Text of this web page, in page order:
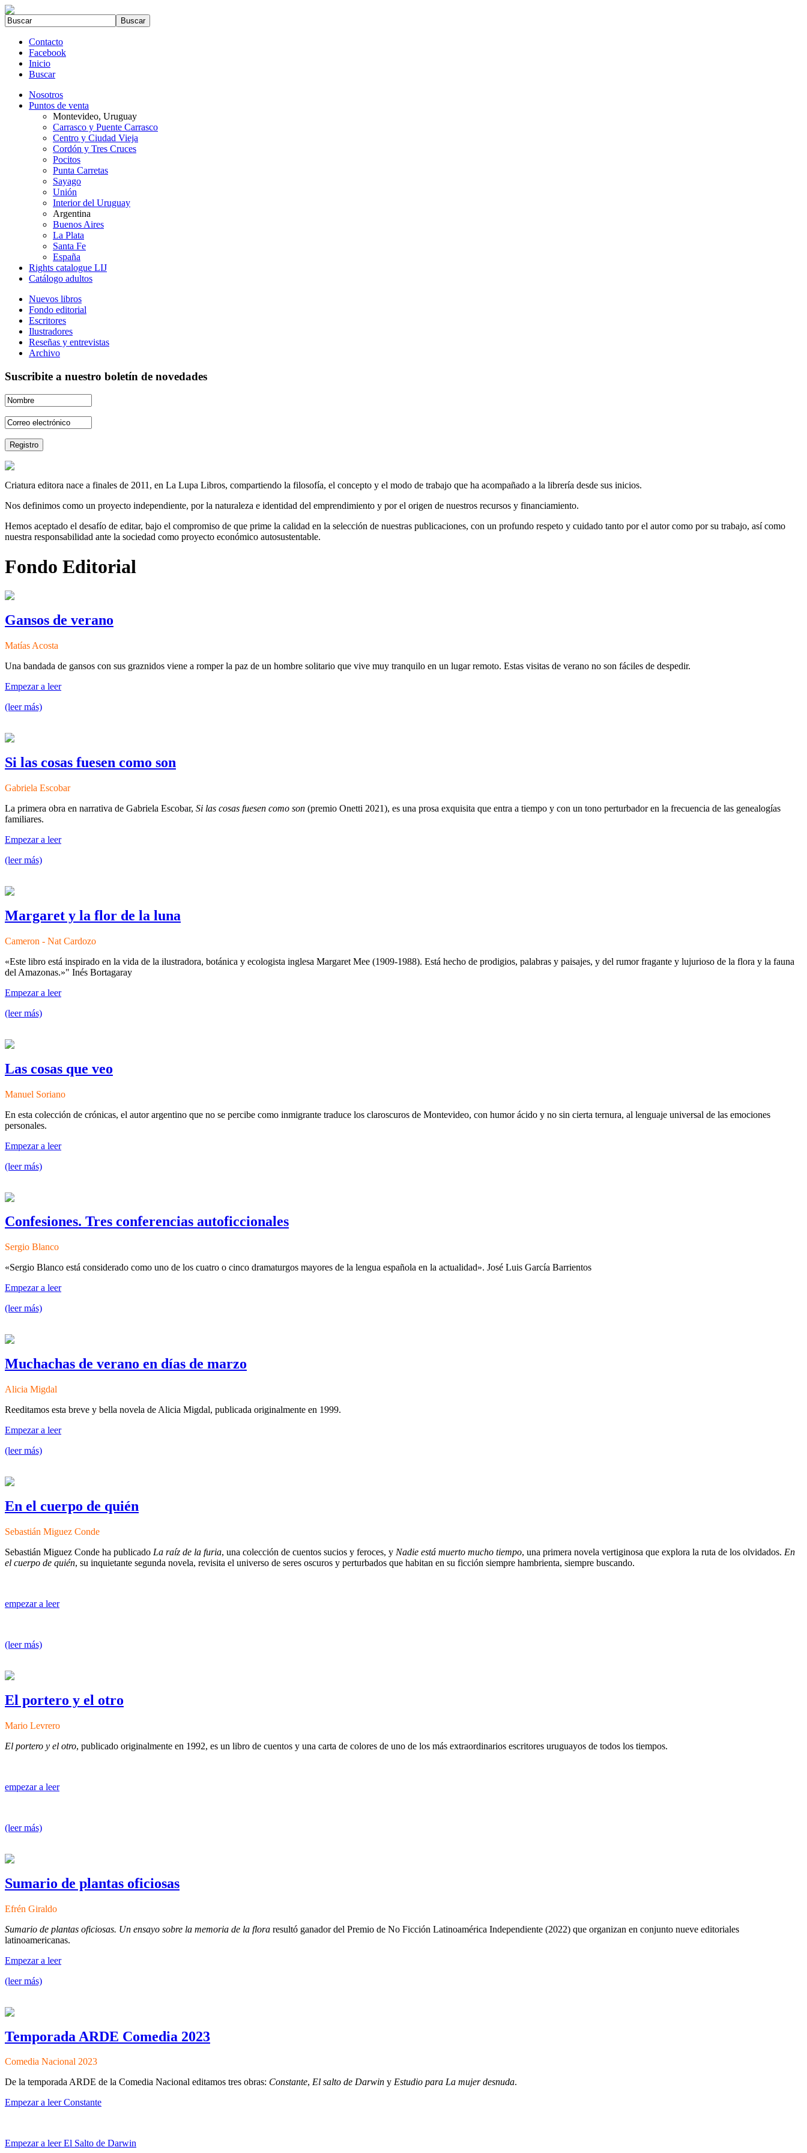
Contacto
Facebook
Inicio
Buscar
Nosotros
Puntos de venta
Montevideo, Uruguay
Carrasco y Puente Carrasco
Centro y Ciudad Vieja
Cordón y Tres Cruces
Pocitos
Punta Carretas
Sayago
Unión
Interior del Uruguay
Argentina
Buenos Aires
La Plata
Santa Fe
España
Rights catalogue LIJ
Catálogo adultos
Nuevos libros
Fondo editorial
Escritores
Ilustradores
Reseñas y entrevistas
Archivo
Suscribite a nuestro boletín de novedades
Criatura editora nace a finales de 2011, en La Lupa Libros, compartiendo la filosofía, el concepto y el modo de trabajo que ha acompañado a la librería desde sus inicios.
Nos definimos como un proyecto independiente, por la naturaleza e identidad del emprendimiento y por el origen de nuestros recursos y financiamiento.
Hemos aceptado el desafío de editar, bajo el compromiso de que prime la calidad en la selección de nuestras publicaciones, con un profundo respeto y cuidado tanto por el autor como por su trabajo, así como
nuestra responsabilidad ante la sociedad como proyecto económico autosustentable.
Fondo Editorial
Gansos de verano
Matías Acosta
Una bandada de gansos con sus graznidos viene a romper la paz de un hombre solitario que vive muy tranquilo en un lugar remoto. Estas visitas de verano no son fáciles de despedir.
Empezar a leer
(leer más)
Si las cosas fuesen como son
Gabriela Escobar
La primera obra en narrativa de Gabriela Escobar, Si las cosas fuesen como son (premio Onetti 2021), es una prosa exquisita que entra a tiempo y con un tono perturbador en la frecuencia de las genealogías
familiares.
Empezar a leer
(leer más)
Margaret y la flor de la luna
Cameron - Nat Cardozo
«Este libro está inspirado en la vida de la ilustradora, botánica y ecologista inglesa Margaret Mee (1909-1988). Está hecho de prodigios, palabras y paisajes, y del rumor fragante y lujurioso de la flora y la fauna
del Amazonas.»" Inés Bortagaray
Empezar a leer
(leer más)
Las cosas que veo
Manuel Soriano
En esta colección de crónicas, el autor argentino que no se percibe como inmigrante traduce los claroscuros de Montevideo, con humor ácido y no sin cierta ternura, al lenguaje universal de las emociones
personales.
Empezar a leer
(leer más)
Confesiones. Tres conferencias autoficcionales
Sergio Blanco
«Sergio Blanco está considerado como uno de los cuatro o cinco dramaturgos mayores de la lengua española en la actualidad». José Luis García Barrientos
Empezar a leer
(leer más)
Muchachas de verano en días de marzo
Alicia Migdal
Reeditamos esta breve y bella novela de Alicia Migdal, publicada originalmente en 1999.
Empezar a leer
(leer más)
En el cuerpo de quién
Sebastián Miguez Conde
Sebastián Miguez Conde ha publicado La raíz de la furia, una colección de cuentos sucios y feroces, y Nadie está muerto mucho tiempo, una primera novela vertiginosa que explora la ruta de los olvidados. En
el cuerpo de quién, su inquietante segunda novela, revisita el universo de seres oscuros y perturbados que habitan en su ficción siempre hambrienta, siempre buscando.
empezar a leer
(leer más)
El portero y el otro
Mario Levrero
El portero y el otro, publicado originalmente en 1992, es un libro de cuentos y una carta de colores de uno de los más extraordinarios escritores uruguayos de todos los tiempos.
empezar a leer
(leer más)
Sumario de plantas oficiosas
Efrén Giraldo
Sumario de plantas oficiosas. Un ensayo sobre la memoria de la flora resultó ganador del Premio de No Ficción Latinoamérica Independiente (2022) que organizan en conjunto nueve editoriales
latinoamericanas.
Empezar a leer
(leer más)
Temporada ARDE Comedia 2023
Comedia Nacional 2023
De la temporada ARDE de la Comedia Nacional editamos tres obras: Constante, El salto de Darwin y Estudio para La mujer desnuda.
Empezar a leer Constante
Empezar a leer El Salto de Darwin